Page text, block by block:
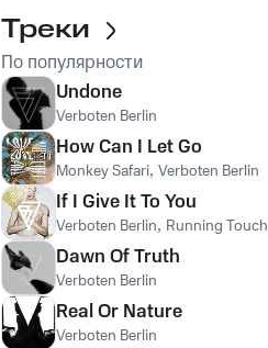
Треки
По популярности
Undone
Verboten Berlin
How Can I Let Go
Monkey Safari, Verboten Berlin
If I Give It To You
Verboten Berlin, Running Touch
Dawn Of Truth
Verboten Berlin
Real Or Nature
Verboten Berlin